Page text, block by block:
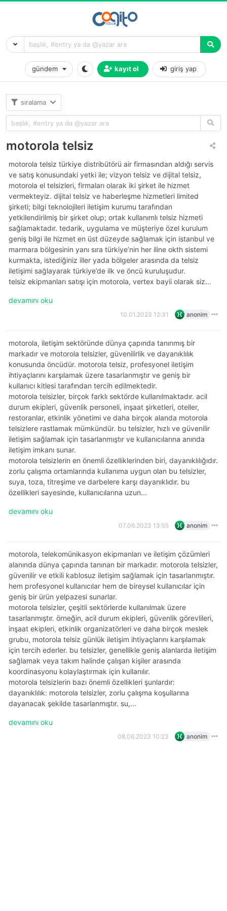
gündem kayıt ol giriş yap
sıralama
motorola telsiz
motorola telsiz türkiye distribütörü air firmasından aldığı servis
ve satış konusundaki yetki ile; vizyon telsiz ve dijital telsiz,
motorola el telsizleri, firmaları olarak iki şirket ile hizmet
vermekteyiz. dijital telsiz ve haberleşme hizmetleri limited
şirketi; bilgi teknolojileri i̇letişim kurumu tarafından
yetkilendirilmiş bir şirket olup; ortak kullanımlı telsiz hizmeti
sağlamaktadır. tedarik, uygulama ve müşteriye özel kurulum
geniş bilgi ile hizmet en üst düzeyde sağlamak için i̇stanbul ve
marmara bölgesinin yanı sıra türkiye’nin her iline okth sistemi
kurmakta, istediğiniz iller yada bölgeler arasında da telsiz
iletişimi sağlayarak türkiye’de ilk ve öncü kuruluşudur.
telsiz ekipmanları satışı için motorola, vertex bayii olarak siz...
devamını oku
10.01.2023 12:31 anonim
motorola, iletişim sektöründe dünya çapında tanınmış bir
markadır ve motorola telsizler, güvenilirlik ve dayanıklılık
konusunda öncüdür. motorola telsiz, profesyonel iletişim
ihtiyaçlarını karşılamak üzere tasarlanmıştır ve geniş bir
kullanıcı kitlesi tarafından tercih edilmektedir.
motorola telsizler, birçok farklı sektörde kullanılmaktadır. acil
durum ekipleri, güvenlik personeli, inşaat şirketleri, oteller,
restoranlar, etkinlik yönetimi ve daha birçok alanda motorola
telsizlere rastlamak mümkündür. bu telsizler, hızlı ve güvenilir
iletişim sağlamak için tasarlanmıştır ve kullanıcılarına anında
iletişim imkanı sunar.
motorola telsizlerin en önemli özelliklerinden biri, dayanıklılığıdır.
zorlu çalışma ortamlarında kullanıma uygun olan bu telsizler,
suya, toza, titreşime ve darbelere karşı dayanıklıdır. bu
özellikleri sayesinde, kullanıcılarına uzun...
devamını oku
07.06.2023 13:55 anonim
motorola, telekomünikasyon ekipmanları ve iletişim çözümleri
alanında dünya çapında tanınan bir markadır. motorola telsizler,
güvenilir ve etkili kablosuz iletişim sağlamak için tasarlanmıştır.
hem profesyonel kullanıcılar hem de bireysel kullanıcılar için
geniş bir ürün yelpazesi sunarlar.
motorola telsizler, çeşitli sektörlerde kullanılmak üzere
tasarlanmıştır. örneğin, acil durum ekipleri, güvenlik görevlileri,
inşaat ekipleri, etkinlik organizatörleri ve daha birçok meslek
grubu, motorola telsiz günlük iletişim ihtiyaçlarını karşılamak
için tercih ederler. bu telsizler, genellikle geniş alanlarda iletişim
sağlamak veya takım halinde çalışan kişiler arasında
koordinasyonu kolaylaştırmak için kullanılır.
motorola telsizlerin bazı önemli özellikleri şunlardır:
dayanıklılık: motorola telsizler, zorlu çalışma koşullarına
dayanacak şekilde tasarlanmıştır. su,...
devamını oku
08.06.2023 10:23 anonim